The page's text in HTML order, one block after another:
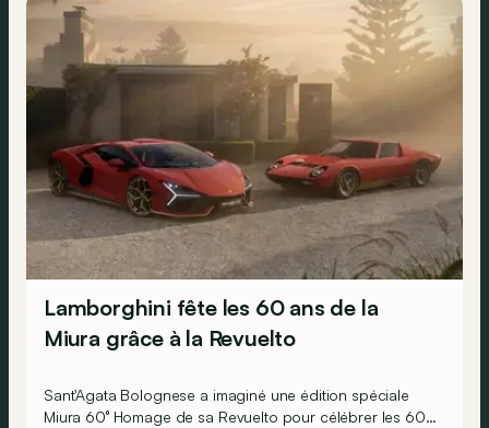
Lamborghini fête les 60 ans de la
Miura grâce à la Revuelto
Sant'Agata Bolognese a imaginé une édition spéciale
Miura 60° Homage de sa Revuelto pour célébrer les 60